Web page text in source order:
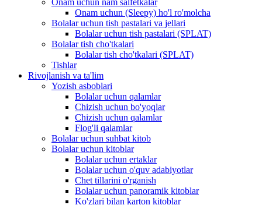
Onam uchun nam salfetkalar
Onam uchun (Sleepy) ho'l ro'molcha
Bolalar uchun tish pastalari va jellari
Bolalar uchun tish pastalari (SPLAT)
Bolalar tish cho'tkalari
Bolalar tish cho'tkalari (SPLAT)
Tishlar
Rivojlanish va ta'lim
Yozish asboblari
Bolalar uchun qalamlar
Chizish uchun bo'yoqlar
Chizish uchun qalamlar
Flog'li qalamlar
Bolalar uchun suhbat kitob
Bolalar uchun kitoblar
Bolalar uchun ertaklar
Bolalar uchun o'quv adabiyotlar
Chet tillarini o'rganish
Bolalar uchun panoramik kitoblar
Ko'zlari bilan karton kitoblar